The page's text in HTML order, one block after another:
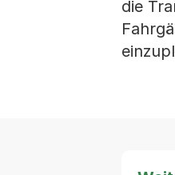
die